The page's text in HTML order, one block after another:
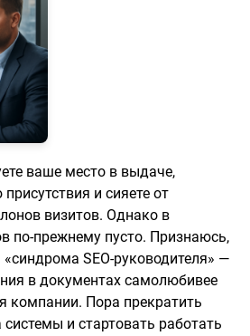
ваше место в выдаче,
и сияете от
визитов. Однако в
по-прежнему пусто. Признаюсь,
SEO-руководителя» —
в документах самолюбивее
компании. Пора прекратить
и стартовать работать